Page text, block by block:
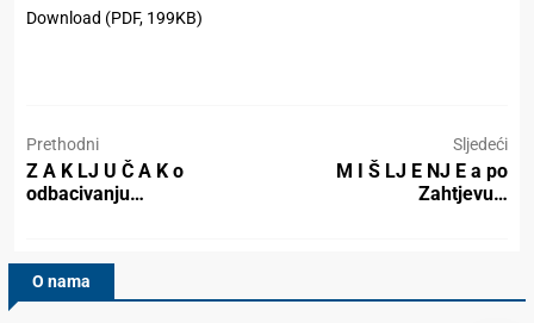
Download (PDF, 199KB)
Prethodni
Z A K LJ U Č A K o
odbacivanju…
Sljedeći
M I Š LJ E NJ E a po
Zahtjevu…
O nama